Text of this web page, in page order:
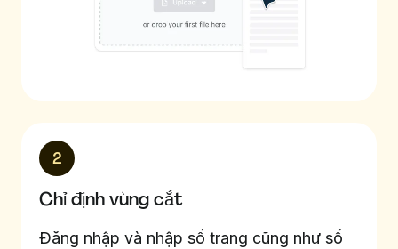
2
Chỉ định vùng cắt
Đăng nhập và nhập số trang cũng như số